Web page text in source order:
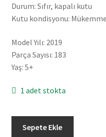
Durum: Sıfır, kapalı kutu
Kutu kondisyonu:
Model Yılı: 2019
Parça Sayısı: 183
Yaş: 5+
1 adet stokta
Sepete Ekle